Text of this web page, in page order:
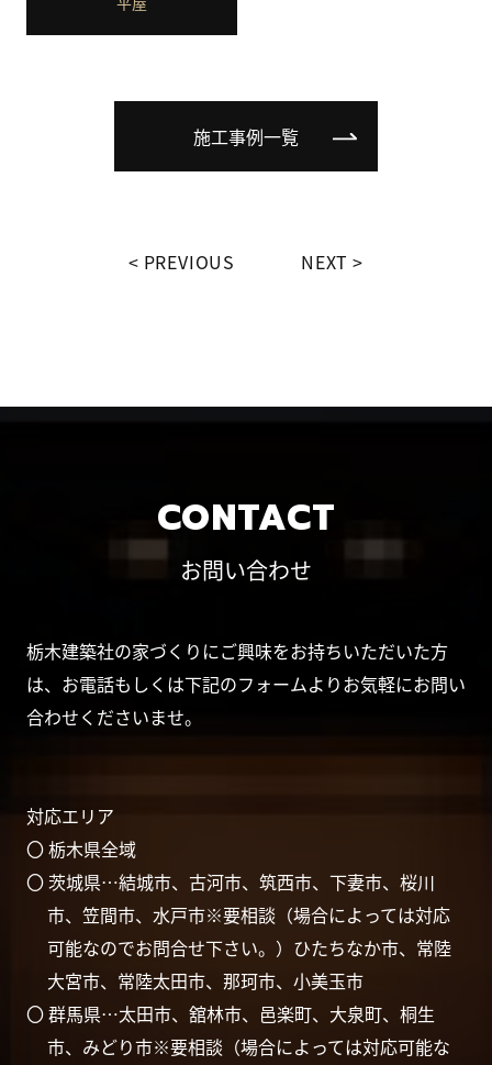
施工事例一覧
PREVIOUS NEXT
CONTACT
お問い合わせ
栃木建築社の家づくりにご興味をお持ちいただいた方
は、お電話もしくは下記のフォームよりお気軽にお問い
合わせくださいませ。
対応エリア
〇 栃木県全域
〇 茨城県…結城市、古河市、筑西市、下妻市、桜川
市、笠間市、水戸市※要相談（場合によっては対応
可能なのでお問合せ下さい。）ひたちなか市、常陸
大宮市、常陸太田市、那珂市、小美玉市
〇 群馬県…太田市、舘林市、邑楽町、大泉町、桐生
市、みどり市※要相談（場合によっては対応可能な